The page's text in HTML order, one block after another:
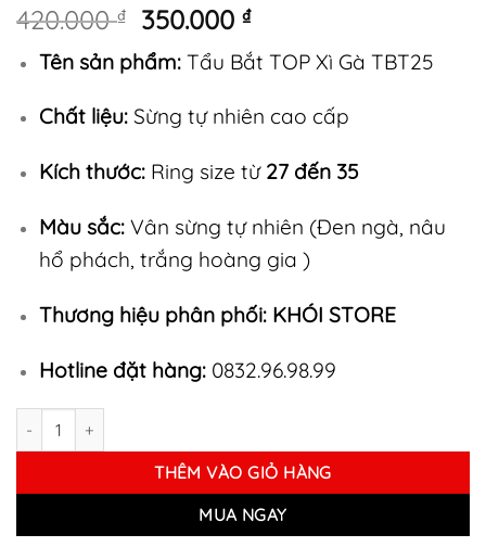
420.000₫
Giá
gốc
là:
350.000₫Giá
hiện
tại
350.000 ₫.
Tên sản phẩm:Tẩu Bắt TOP Xì Gà TBT25
Chất liệu:Sừng tự nhiên cao cấp
Kích thước:Ring size từ 27 đến 35
Màu sắc:Vân sừng tự nhiên (Đen ngà, nâu
hổ phách, trắng hoàng gia )
Thương hiệu phân phối: KHÓI STORE
Hotline đặt hàng:0832.96.98.99
Tẩu Bắt TOP Xì Gà TBT25 số lượng
THÊM VÀO GIỎ HÀNG
MUA NGAY